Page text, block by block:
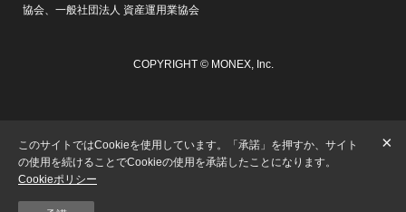
協会、一般社団法人 資産運用業協会
COPYRIGHT © MONEX, Inc.
このサイトではCookieを使用しています。「承諾」を押すか、サイト
の使用を続けることでCookieの使用を承諾したことになります。
Cookieポリシー
×